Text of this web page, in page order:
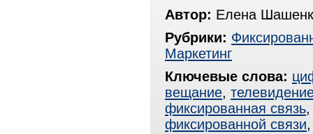
Автор: Елена
Рубрики:
Маркетинг
Ключевые слова:
вещание,
фиксированная связь
фиксированной связи